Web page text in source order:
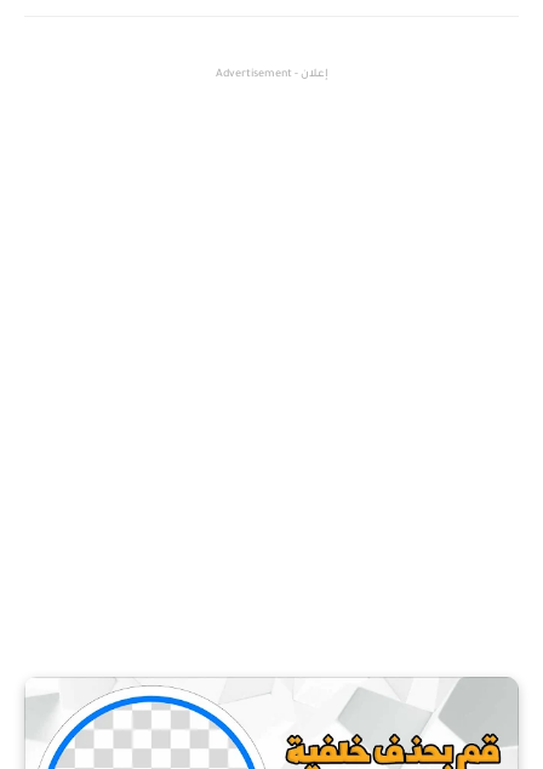
إعلان - Advertisement